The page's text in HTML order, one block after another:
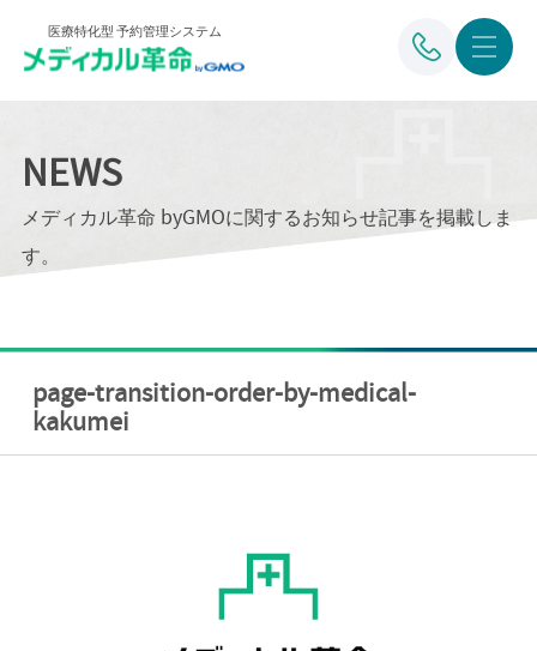
医療特化型 予約管理システム
NEWS
メディカル革命 byGMOに関するお知らせ記事を掲載しま
す。
page-transition-order-by-medical-
kakumei